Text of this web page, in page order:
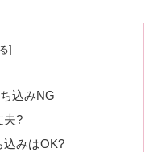
込みNG
夫?
込みはOK?